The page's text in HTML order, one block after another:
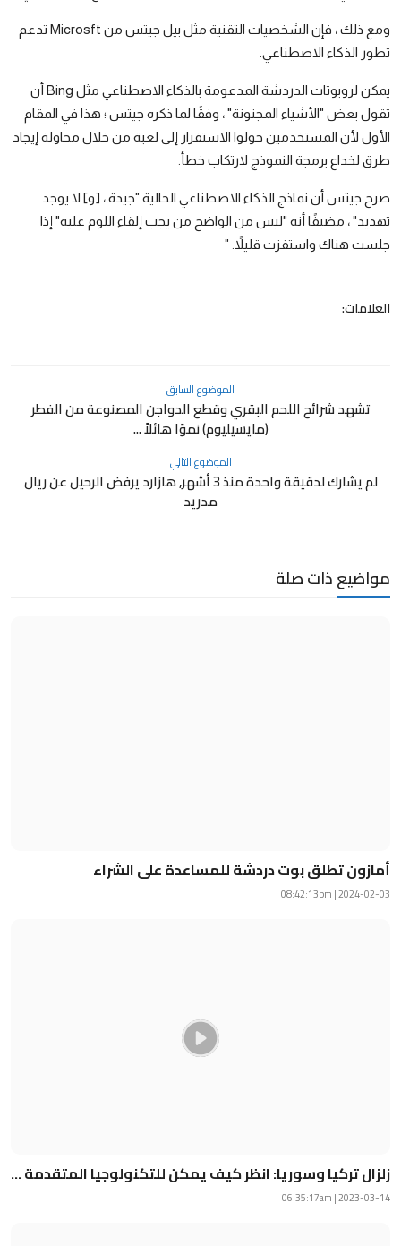
ومع ذلك ، فإن الشخصيات التقنية مثل بيل جيتس من Microsft تدعم
تطور الذكاء الاصطناعي.
يمكن لروبوتات الدردشة المدعومة بالذكاء الاصطناعي مثل Bing أن
تقول بعض "الأشياء المجنونة" ، وفقًا لما ذكره جيتس ؛ هذا في المقام
الأول لأن المستخدمين حولوا الاستفزاز إلى لعبة من خلال محاولة إيجاد
طرق لخداع برمجة النموذج لارتكاب خطأ.
صرح جيتس أن نماذج الذكاء الاصطناعي الحالية "جيدة ، [و] لا يوجد
تهديد" ، مضيفًا أنه "ليس من الواضح من يجب إلقاء اللوم عليه" إذا
جلست هناك واستفزت قليلاً. "
العلامات:
الموضوع السابق
تشهد شرائح اللحم البقري وقطع الدواجن المصنوعة من الفطر
(مايسيليوم) نموًا هائلاً ...
الموضوع التالي
لم يشارك لدقيقة واحدة منذ 3 أشهر, هازارد يرفض الرحيل عن ريال
مدريد
مواضيع ذات صلة
أمازون تطلق بوت دردشة للمساعدة على الشراء
2024-02-03 | 08:42:13pm
زلزال تركيا وسوريا: انظر كيف يمكن للتكنولوجيا المتقدمة ...
2023-03-14 | 06:35:17am